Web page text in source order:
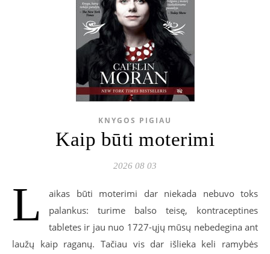
KNYGOS PIGIAU
Kaip būti moterimi
2026 08 03
L
aikas būti moterimi dar niekada nebuvo toks
palankus: turime balso teisę, kontraceptines
tabletes ir jau nuo 1727-ųjų mūsų nebedegina ant
laužų kaip raganų. Tačiau vis dar išlieka keli ramybės